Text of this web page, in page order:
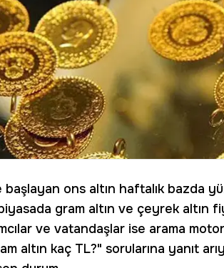
başlayan ons altın haftalık bazda
gram altın ve çeyrek altın
ve vatandaşlar ise arama
altın kaç TL?" sorularına yanıt